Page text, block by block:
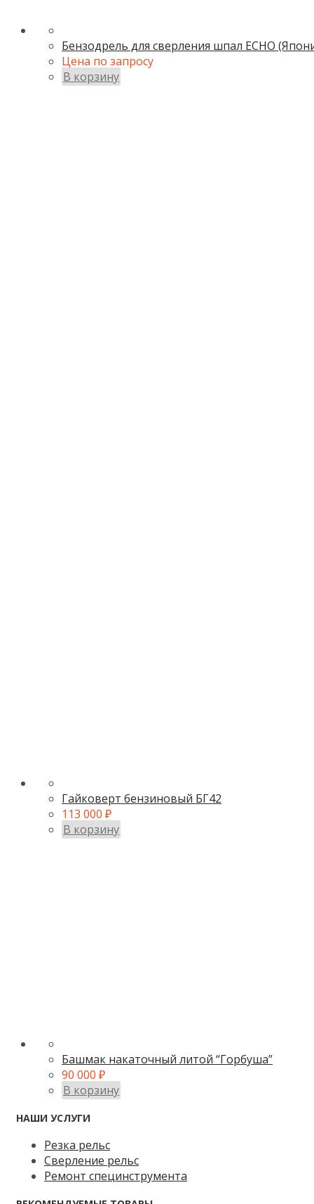
Бензодрель для сверления шпал ECHO
Цена по запросу
В корзину
Гайковерт бензиновый БГ42
113 000 ₽
В корзину
Башмак накаточный литой “Горбуша”
90 000 ₽
В корзину
НАШИ УСЛУГИ
Резка рельс
Сверление рельс
Ремонт специнструмента